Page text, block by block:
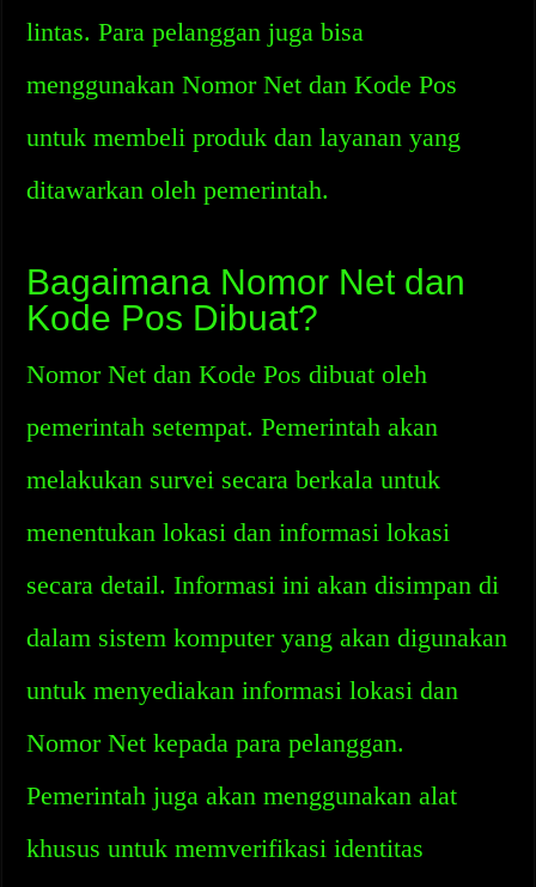
lintas. Para pelanggan juga bisa
menggunakan Nomor Net dan Kode Pos
untuk membeli produk dan layanan yang
ditawarkan oleh pemerintah.
Bagaimana Nomor Net dan
Kode Pos Dibuat?
Nomor Net dan Kode Pos dibuat oleh
pemerintah setempat. Pemerintah akan
melakukan survei secara berkala untuk
menentukan lokasi dan informasi lokasi
secara detail. Informasi ini akan disimpan di
dalam sistem komputer yang akan digunakan
untuk menyediakan informasi lokasi dan
Nomor Net kepada para pelanggan.
Pemerintah juga akan menggunakan alat
khusus untuk memverifikasi identitas